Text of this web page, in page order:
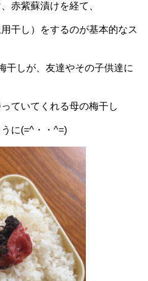
赤紫蘇漬けを経て、
干し）をするのが基本的なス
干しが、友達やその子供達に
ていてくれる母の梅干し
に(=^・・^=)